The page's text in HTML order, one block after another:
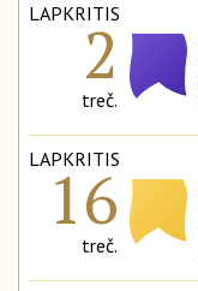
LAPKRITIS
2
treč.
LAPKRITIS
16
treč.